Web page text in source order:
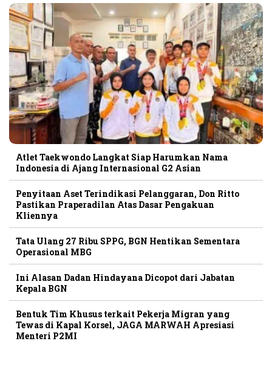
Atlet Taekwondo Langkat Siap Harumkan Nama
Indonesia di Ajang Internasional G2 Asian
Penyitaan Aset Terindikasi Pelanggaran, Don Ritto
Pastikan Praperadilan Atas Dasar Pengakuan
Kliennya
Tata Ulang 27 Ribu SPPG, BGN Hentikan Sementara
Operasional MBG
Ini Alasan Dadan Hindayana Dicopot dari Jabatan
Kepala BGN
Bentuk Tim Khusus terkait Pekerja Migran yang
Tewas di Kapal Korsel, JAGA MARWAH Apresiasi
Menteri P2MI